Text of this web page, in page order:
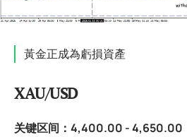
黃金正成為虧損資產
XAU/USD
关键区间：4,400.00 - 4,650.00